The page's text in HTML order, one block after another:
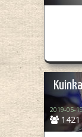
1421
2019-05-